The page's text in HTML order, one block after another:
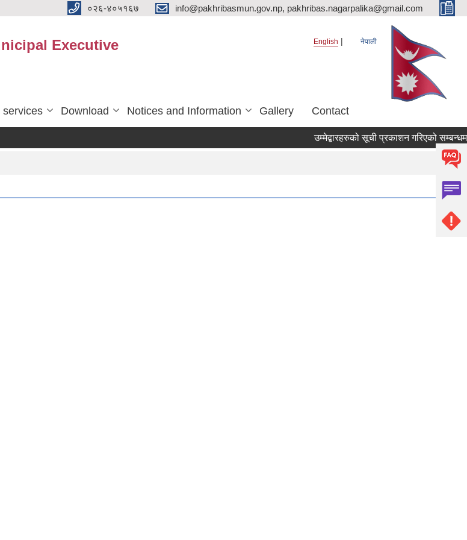
०२६-४०५१६७ info@pakhribasmun.gov.np, pakhribas.nagarpalika@gmail.com
Executive English नेपाली
services Download Notices and Information Gallery Contact
उम्मेद्बारहरुको सूची प्रकाशन गरिएको